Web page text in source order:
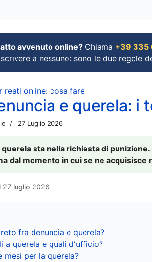
avvenuto online? Chiama +39 335
a nessuno: sono le due regole
reati online: cosa fare
e querela: i
27 Luglio 2026
sta nella richiesta di
dal momento in cui se ne acquisisce
27 luglio 2026
fra denuncia e querela?
a querela e quali d'ufficio?
mesi per la querela?